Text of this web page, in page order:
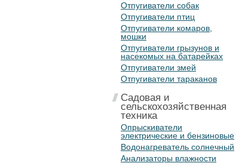
Отпугиватели собак
Отпугиватели птиц
Отпугиватели комаров,
мошки
Отпугиватели грызунов и
насекомых на батарейках
Отпугиватели змей
Отпугиватели тараканов
Садовая и
сельскохозяйственная
техника
Опрыскиватели
электрические и бензиновые
Водонагреватель солнечный
Анализаторы влажности